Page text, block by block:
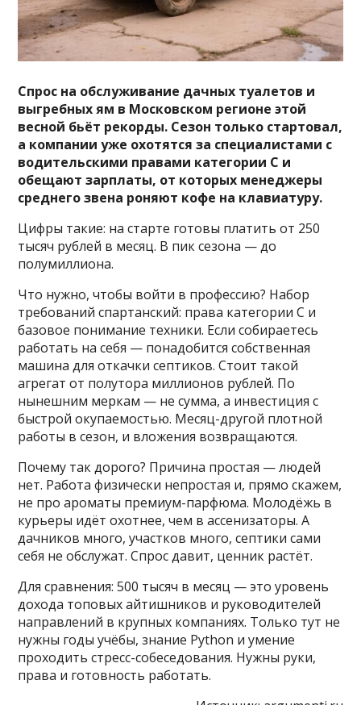
Спрос на обслуживание дачных туалетов и
выгребных ям в Московском регионе этой
весной бьёт рекорды. Сезон только стартовал,
а компании уже охотятся за специалистами с
водительскими правами категории С и
обещают зарплаты, от которых менеджеры
среднего звена роняют кофе на клавиатуру.
Цифры такие: на старте готовы платить от 250
тысяч рублей в месяц. В пик сезона — до
полумиллиона.
Что нужно, чтобы войти в профессию? Набор
требований спартанский: права категории С и
базовое понимание техники. Если собираетесь
работать на себя — понадобится собственная
машина для откачки септиков. Стоит такой
агрегат от полутора миллионов рублей. По
нынешним меркам — не сумма, а инвестиция с
быстрой окупаемостью. Месяц-другой плотной
работы в сезон, и вложения возвращаются.
Почему так дорого? Причина простая — людей
нет. Работа физически непростая и, прямо скажем,
не про ароматы премиум-парфюма. Молодёжь в
курьеры идёт охотнее, чем в ассенизаторы. А
дачников много, участков много, септики сами
себя не обслужат. Спрос давит, ценник растёт.
Для сравнения: 500 тысяч в месяц — это уровень
дохода топовых айтишников и руководителей
направлений в крупных компаниях. Только тут не
нужны годы учёбы, знание Python и умение
проходить стресс-собеседования. Нужны руки,
права и готовность работать.